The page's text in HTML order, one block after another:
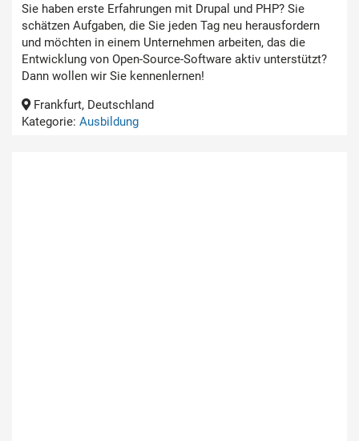
Sie haben erste Erfahrungen mit Drupal und PHP? Sie
schätzen Aufgaben, die Sie jeden Tag neu herausfordern
und möchten in einem Unternehmen arbeiten, das die
Entwicklung von Open-Source-Software aktiv unterstützt?
Dann wollen wir Sie kennenlernen!
Frankfurt, Deutschland
Kategorie: Ausbildung